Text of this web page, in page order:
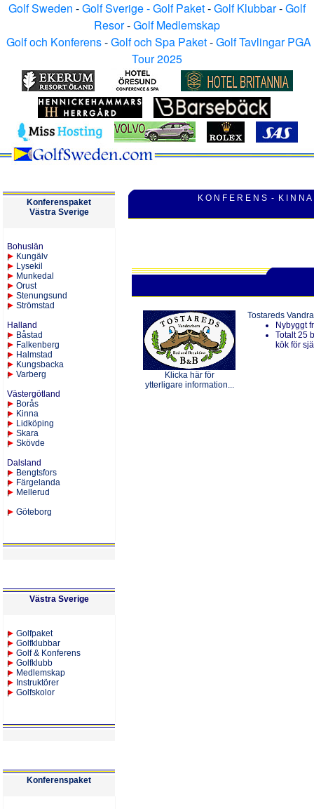
Golf Sweden -Golf Sverige - Golf Paket-Golf Klubbar-Golf
Resor-Golf Medlemskap
Golf och Konferens-Golf och Spa Paket-Golf Tavlingar PGA
Tour 2025
Konferenspaket
VästraSverige
Bohuslän
Kungälv
Lysekil
Munkedal
Orust
Stenungsund
Strömstad
Halland
Båstad
Falkenberg
Halmstad
Kungsbacka
Varberg
Västergötland
Borås
Kinna
Lidköping
Skara
Skövde
Dalsland
Bengtsfors
Färgelanda
Mellerud
Göteborg
Västra Sverige
Golfpaket
Golfklubbar
Golf & Konferens
Golfklubb
Medlemskap
Instruktörer
Golfskolor
Konferenspaket
K O N F E R E N S - K I N N A
Klicka här för
ytterligare information...
Tostareds
Nybyggt
Totalt 25
kök för